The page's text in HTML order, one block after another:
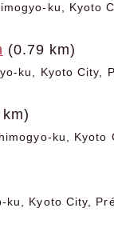
ku, Kyoto
(0.79 km)
ku, Kyoto City,
ku, Kyoto
ku, Kyoto City,